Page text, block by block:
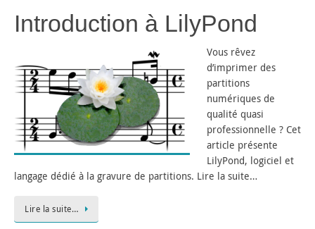
Introduction à LilyPond
Vous rêvez
d’imprimer des
partitions
numériques de
qualité quasi
professionnelle ? Cet
article présente
LilyPond, logiciel et
langage dédié à la gravure de partitions. Lire la suite…
Lire la suite…